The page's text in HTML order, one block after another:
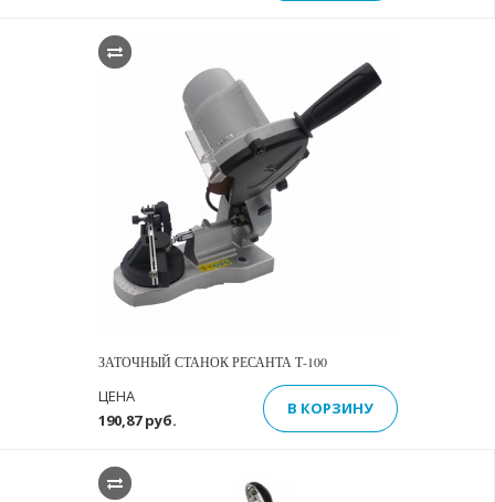
ЗАТОЧНЫЙ СТАНОК РЕСАНТА Т-100
190,87 руб.
ЦЕНА
В КОРЗИНУ